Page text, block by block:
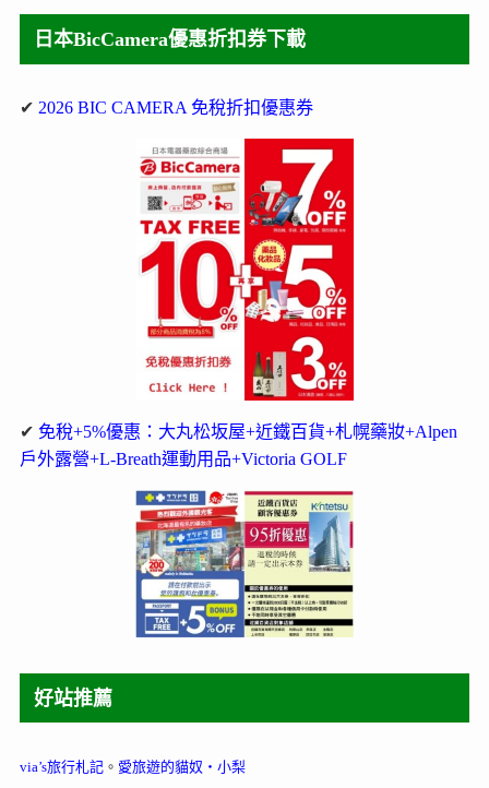
日本BicCamera優惠折扣券下載
✔ 2026 BIC CAMERA 免稅折扣優惠券
✔ 免稅+5%優惠：大丸松坂屋+近鐵百貨+札幌藥妝+Alpen
戶外露營+L-Breath運動用品+Victoria GOLF
好站推薦
via’s旅行札記。 愛旅遊的貓奴‧小梨